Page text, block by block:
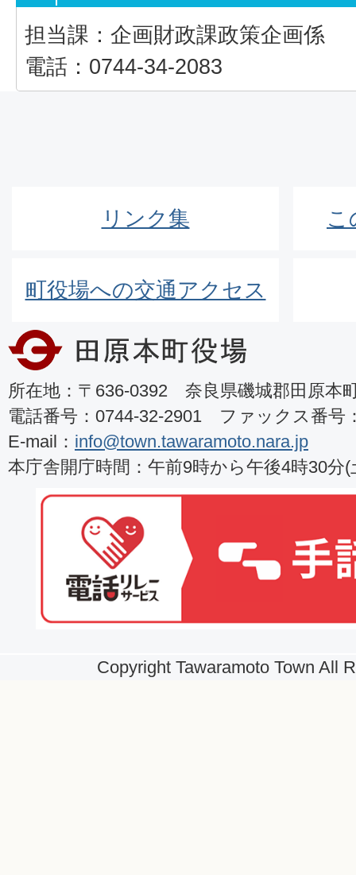
担当課：企画財政課政策企画係
電話：0744-34-2083
リンク集 こ
町役場への交通アクセス
所在地：〒636-0392 奈良県磯城郡田原本
電話番号：0744-32-2901 ファックス番号
E-mail： info@town.tawaramoto.nara.jp
本庁舎開庁時間：午前9時から午後4時30分
Copyright Tawaramoto Town All